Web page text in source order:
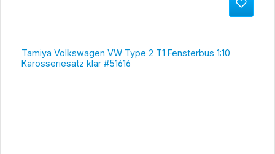
Tamiya Volkswagen VW Type 2 T1 Fensterbus 1:10
Karosseriesatz klar #51616